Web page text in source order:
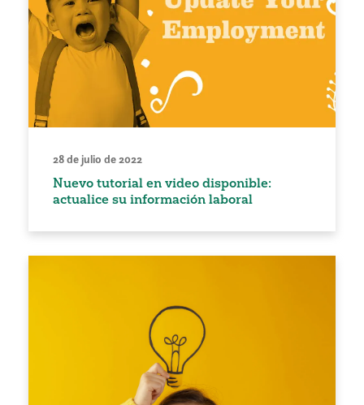
28 de julio de 2022
Nuevo tutorial en video disponible:
actualice su información laboral